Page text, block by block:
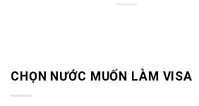
CHỌN NƯỚC MUỐN LÀM VISA